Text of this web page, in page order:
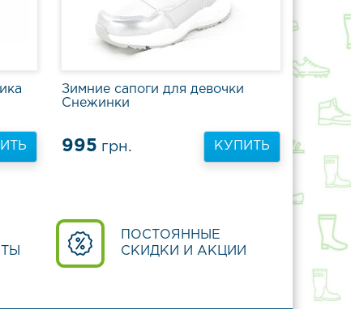
Зимние сапоги для девочки
Снежинки
995 грн. КУПИТЬ
ПОСТОЯННЫЕ
СКИДКИ И АКЦИИ